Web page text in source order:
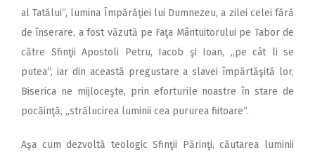
al Tatălui“, lumina Împărăţiei lui Dumnezeu, a zilei celei fără
de înserare, a fost văzută pe Faţa Mântuitorului pe Tabor de
către Sfinţii Apostoli Petru, Iacob şi Ioan, „pe cât li se
putea“, iar din această pregustare a slavei împărtăşită lor,
Biserica ne mijloceşte, prin eforturile noastre în stare de
pocăinţă, „strălucirea luminii cea pururea fiitoare“.
Aşa cum dezvoltă teologic Sfinţii Părinţi, căutarea luminii